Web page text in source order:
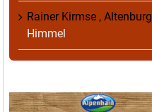
Rainer Kirmse , Altenburg
Himmel